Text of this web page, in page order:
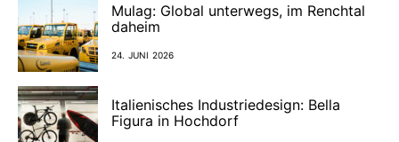
Mulag: Global unterwegs, im Renchtal
daheim
24. JUNI 2026
Italienisches Industriedesign: Bella
Figura in Hochdorf